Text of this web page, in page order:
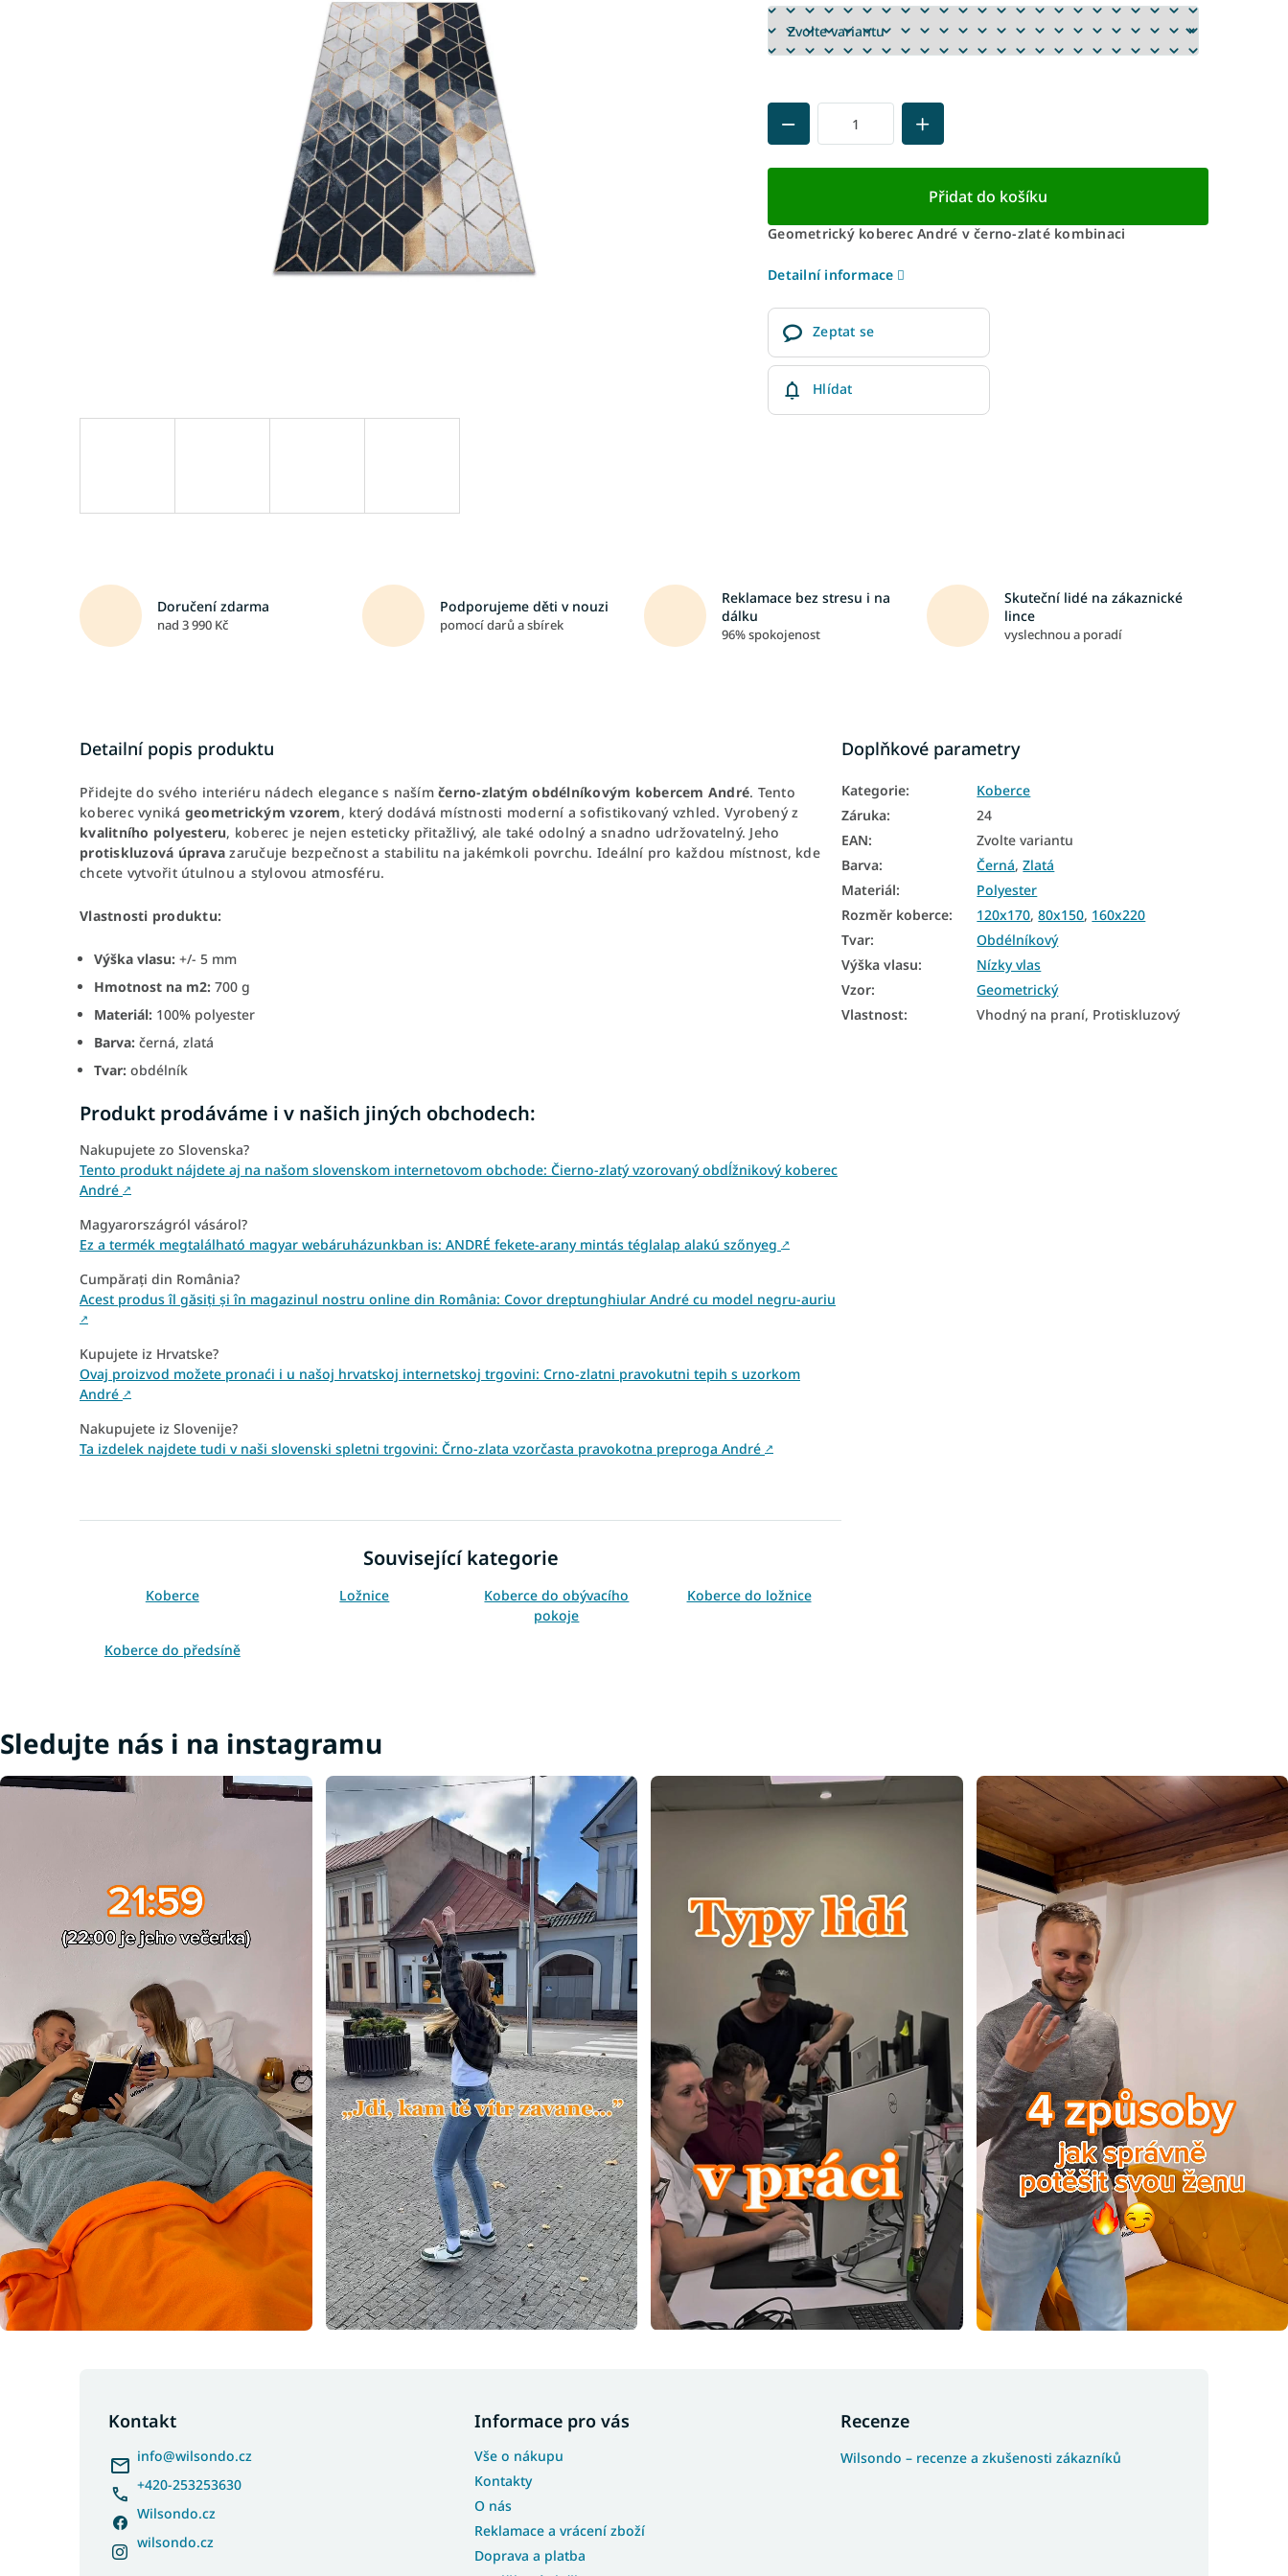
Přidat do košíku
Geometrický koberec André v černo-zlaté kombinaci
Detailní informace
Zeptat se
Hlídat
Doručení zdarma
nad 3 990 Kč
Podporujeme děti v nouzi
pomocí darů a sbírek
Reklamace bez stresu i na
dálku
96% spokojenost
Skuteční lidé na zákaznické
lince
vyslechnou a poradí
Detailní popis produktu
Přidejte do svého interiéru nádech elegance s naším černo-zlatým obdélníkovým kobercem André. Tento
koberec vyniká geometrickým vzorem, který dodává místnosti moderní a sofistikovaný vzhled. Vyrobený z
kvalitního polyesteru, koberec je nejen esteticky přitažlivý, ale také odolný a snadno udržovatelný. Jeho
protiskluzová úprava zaručuje bezpečnost a stabilitu na jakémkoli povrchu. Ideální pro každou místnost, kde
chcete vytvořit útulnou a stylovou atmosféru.
Vlastnosti produktu:
Výška vlasu: +/- 5 mm
Hmotnost na m2: 700 g
Materiál: 100% polyester
Barva: černá, zlatá
Tvar: obdélník
Produkt prodáváme i v našich jiných obchodech:
Nakupujete zo Slovenska?
Tento produkt nájdete aj na našom slovenskom internetovom obchode: Čierno-zlatý vzorovaný obdĺžnikový koberec
André ↗
Magyarországról vásárol?
Ez a termék megtalálható magyar webáruházunkban is: ANDRÉ fekete-arany mintás téglalap alakú szőnyeg ↗
Cumpărați din România?
Acest produs îl găsiți și în magazinul nostru online din România: Covor dreptunghiular André cu model negru-auriu
↗
Kupujete iz Hrvatske?
Ovaj proizvod možete pronaći i u našoj hrvatskoj internetskoj trgovini: Crno-zlatni pravokutni tepih s uzorkom
André ↗
Nakupujete iz Slovenije?
Ta izdelek najdete tudi v naši slovenski spletni trgovini: Črno-zlata vzorčasta pravokotna preproga André ↗
Související kategorie
Koberce Ložnice
Koberce do obývacího
pokoje
Koberce do ložnice
Koberce do předsíně
Doplňkové parametry
Kategorie:
Koberce
Záruka:
24
EAN:
Zvolte variantu
Barva: Černá,Zlatá
Materiál:
Polyester
Rozměr koberce: 120x170,80x150, 160x220
Tvar:
Obdélníkový
Výška vlasu:
Nízky vlas
Vzor:
Geometrický
Vlastnost: Vhodný na praní, Protiskluzový
Sledujte nás i na instagramu
Kontakt
info@wilsondo.cz
+420-253253630
Wilsondo.cz
wilsondo.cz
Informace pro vás
Vše o nákupu
Kontakty
O nás
Reklamace a vrácení zboží
Doprava a platba
Recenze
Wilsondo – recenze a zkušenosti zákazníků